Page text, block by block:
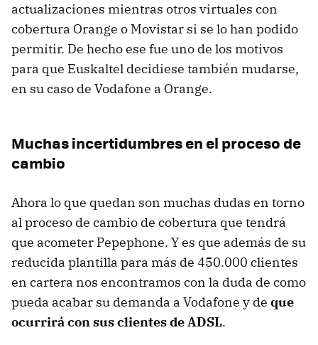
actualizaciones mientras otros virtuales con
cobertura Orange o Movistar si se lo han podido
permitir. De hecho ese fue uno de los motivos
para que Euskaltel decidiese también mudarse,
en su caso de Vodafone a Orange.
Muchas incertidumbres en el proceso de
cambio
Ahora lo que quedan son muchas dudas en torno
al proceso de cambio de cobertura que tendrá
que acometer Pepephone. Y es que además de su
reducida plantilla para más de 450.000 clientes
en cartera nos encontramos con la duda de como
pueda acabar su demanda a Vodafone y de que
ocurrirá con sus clientes de ADSL.